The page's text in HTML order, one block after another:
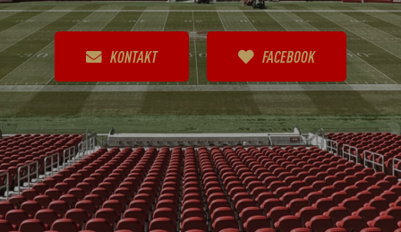
KONTAKT FACEBOOK